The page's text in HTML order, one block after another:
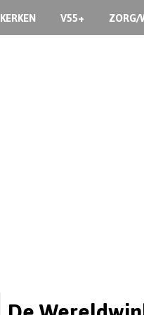
KERKEN V55+ ZORG/